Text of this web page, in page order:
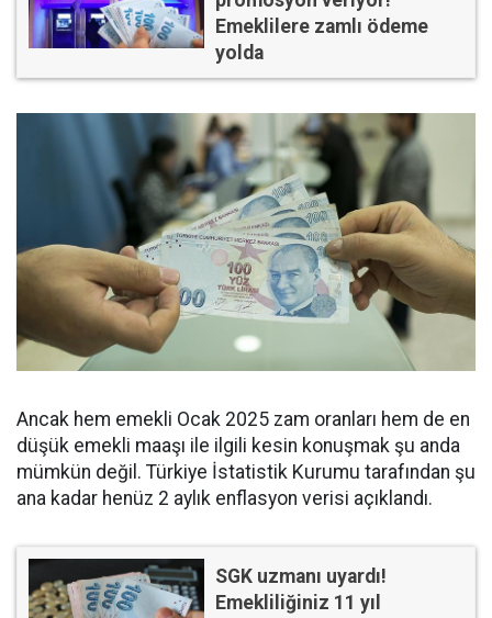
Emeklilere zamlı ödeme
yolda
Ancak hem emekli Ocak 2025 zam oranları hem de en
düşük emekli maaşı ile ilgili kesin konuşmak şu anda
mümkün değil. Türkiye İstatistik Kurumu tarafından şu
ana kadar henüz 2 aylık enflasyon verisi açıklandı.
SGK uzmanı uyardı!
Emekliliğiniz 11 yıl